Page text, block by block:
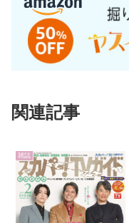
関連記事
雑誌